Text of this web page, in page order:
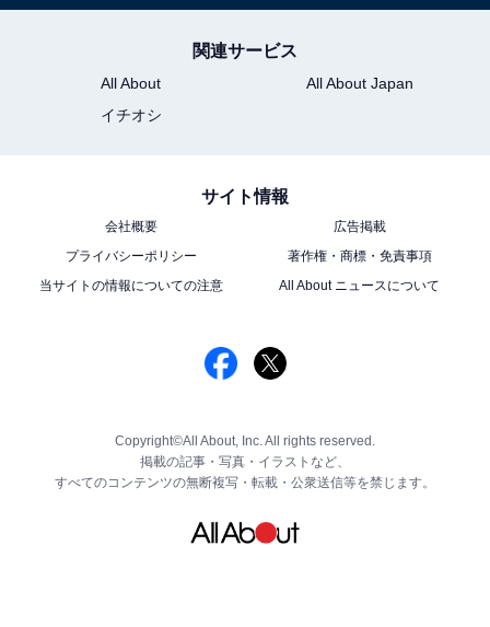
関連サービス
All About
All About Japan
イチオシ
サイト情報
会社概要
広告掲載
プライバシーポリシー
著作権・商標・免責事項
当サイトの情報についての注意
All About ニュースについて
Copyright©All About, Inc. All rights reserved.
掲載の記事・写真・イラストなど、
すべてのコンテンツの無断複写・転載・公衆送信等を禁じます。